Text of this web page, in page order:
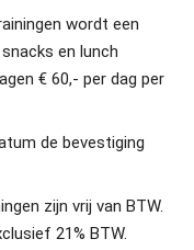
wordt een
en lunch
€ 60,- per dag per
de bevestiging
zijn vrij van BTW.
21% BTW.